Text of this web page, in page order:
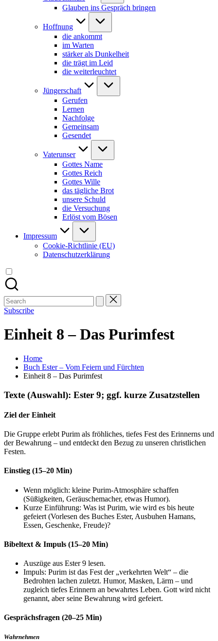
Glauben ins Gespräch bringen
Hoffnung
die ankommt
im Warten
stärker als Dunkelheit
die trägt im Leid
die weiterleuchtet
Jüngerschaft
Gerufen
Lernen
Nachfolge
Gemeinsam
Gesendet
Vaterunser
Gottes Name
Gottes Reich
Gottes Wille
das tägliche Brot
unsere Schuld
die Versuchung
Erlöst vom Bösen
Impressum
Cookie-Richtlinie (EU)
Datenschutzerklärung
Search
for:
Subscribe
Einheit 8 – Das Purimfest
Home
Buch Ester – Vom Feiern und Fürchten
Einheit 8 – Das Purimfest
Texte (Auswahl): Ester 9; ggf. kurze Zusatzstellen
Ziel der Einheit
Die Gruppe erlebt Purim als fröhliches, tiefes Fest des Erinnerns und
der Bewahrung – und entdeckt den Bezug zu unseren christlichen
Festen.
Einstieg (15–20 Min)
Wenn möglich: kleine Purim-Atmosphäre schaffen
(Süßigkeiten, Geräuschemacher, etwas Humor).
Kurze Einführung: Was ist Purim, wie wird es bis heute
gefeiert (Vorlesen des Buches Ester, Ausbuhen Hamans,
Essen, Geschenke, Freude)?
Bibeltext & Impuls (15–20 Min)
Auszüge aus Ester 9 lesen.
Impuls: Purim ist das Fest der „verkehrten Welt“ – die
Bedrohten lachen zuletzt. Humor, Masken, Lärm – und
zugleich tiefes Erinnern an bewahrtes Leben. Gott wird nicht
genannt, aber seine Bewahrung wird gefeiert.
Gesprächsfragen (20–25 Min)
Wahrnehmen